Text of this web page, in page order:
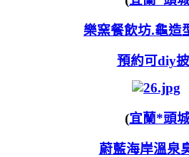
樂窯餐飲坊.龜造
預約可diy
(宜蘭*頭
蔚藍海岸溫泉